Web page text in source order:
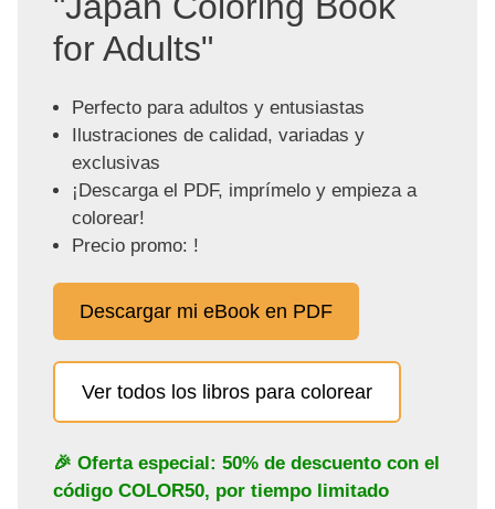
for Adults"
Perfecto para adultos y entusiastas
Ilustraciones de calidad, variadas y
exclusivas
¡Descarga el PDF, imprímelo y empieza a
colorear!
Precio promo: !
Descargar mi eBook en PDF
Ver todos los libros para colorear
🎉 Oferta especial: 50% de descuento con el
código COLOR50, por tiempo limitado